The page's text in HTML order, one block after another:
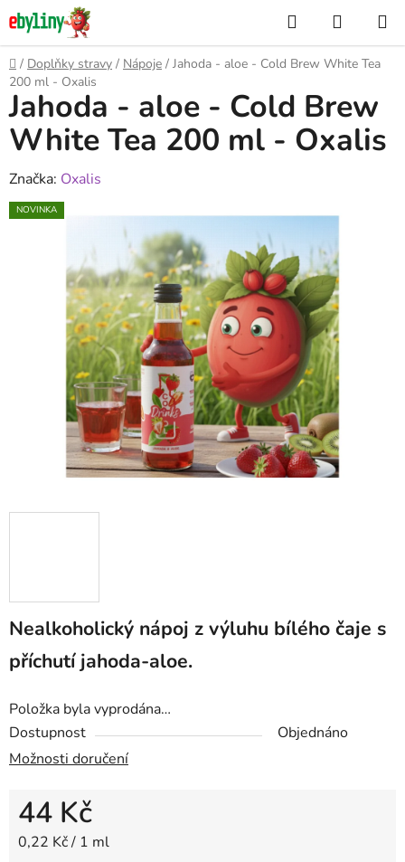
Přejít
na
obsah
Hledat
KOŠÍK
Domů
/ Doplňky stravy / Nápoje / Jahoda - aloe - Cold Brew White Tea
200 ml - Oxalis
Nealkoholický nápoj z výluhu bílého čaje s
příchutí jahoda-aloe.
Položka byla vyprodána…
Dostupnost
Objednáno
Možnosti doručení
44 Kč
Měrná cena:
0,22 Kč / 1 ml
Jahoda - aloe - Cold Brew
White Tea 200 ml - Oxalis
Značka: Oxalis
NOVINKA